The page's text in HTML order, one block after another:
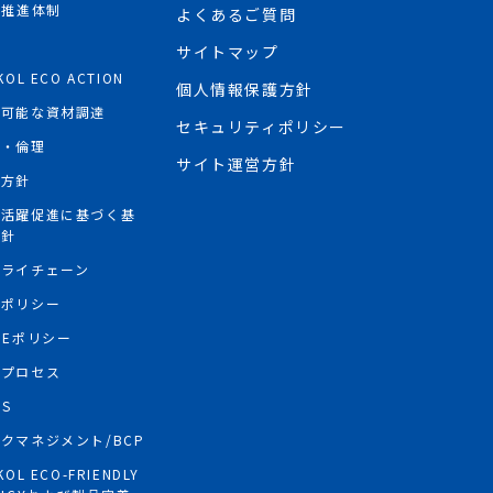
進体制
ECO ACTION
能な資材調達
倫理
針
躍促進に基づく基
イチェーン
リシー
ポリシー
ロセス
マネジメント/BCP
ECO-FRIENDLY
よくあるご質問
サイトマップ
個人情報保護方針
セキュリティポリシー
サイト運営方針